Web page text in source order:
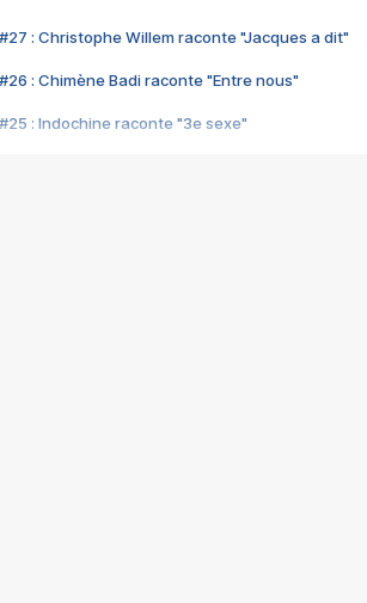
#27 : Christophe Willem raconte "Jacques a dit"
#26 : Chimène Badi raconte "Entre nous"
#25 : Indochine raconte "3e sexe"